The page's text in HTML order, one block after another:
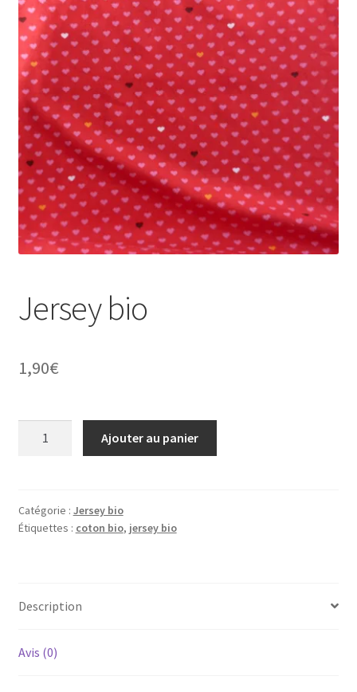
menu
enfant
Jersey bio
1,90€
Ajouter au panier
Catégorie : Jersey bio
Étiquettes : coton bio, jersey bio
Description
Avis (0)